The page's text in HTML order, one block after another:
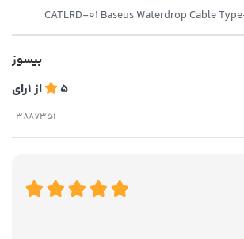
CATLRD-01 Baseus Waterdrop Cable
بیسوز
5 از1رای